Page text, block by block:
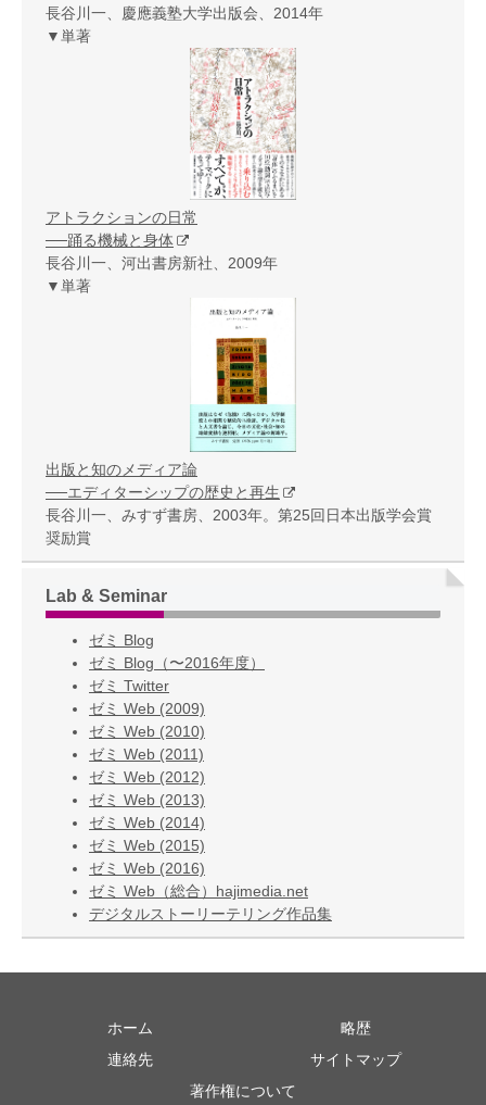
長谷川一、慶應義塾大学出版会、2014年
▼単著
アトラクションの日常
──踊る機械と身体
長谷川一、河出書房新社、2009年
▼単著
出版と知のメディア論
──エディターシップの歴史と再生
長谷川一、みすず書房、2003年。第25回日本出版学会賞
奨励賞
Lab & Seminar
ゼミ Blog
ゼミ Blog（〜2016年度）
ゼミ Twitter
ゼミ Web (2009)
ゼミ Web (2010)
ゼミ Web (2011)
ゼミ Web (2012)
ゼミ Web (2013)
ゼミ Web (2014)
ゼミ Web (2015)
ゼミ Web (2016)
ゼミ Web（総合）hajimedia.net
デジタルストーリーテリング作品集
ホーム
略歴
連絡先
サイトマップ
著作権について